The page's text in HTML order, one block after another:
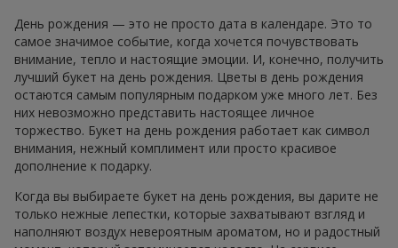
День рождения — это не просто дата в календаре. Это то
самое значимое событие, когда хочется почувствовать
внимание, тепло и настоящие эмоции. И, конечно, получить
лучший букет на день рождения. Цветы в день рождения
остаются самым популярным подарком уже много лет. Без
них невозможно представить настоящее личное
торжество. Букет на день рождения работает как символ
внимания, нежный комплимент или просто красивое
дополнение к подарку.
Когда вы выбираете букет на день рождения, вы дарите не
только нежные лепестки, которые захватывают взгляд и
наполняют воздух невероятным ароматом, но и радостный